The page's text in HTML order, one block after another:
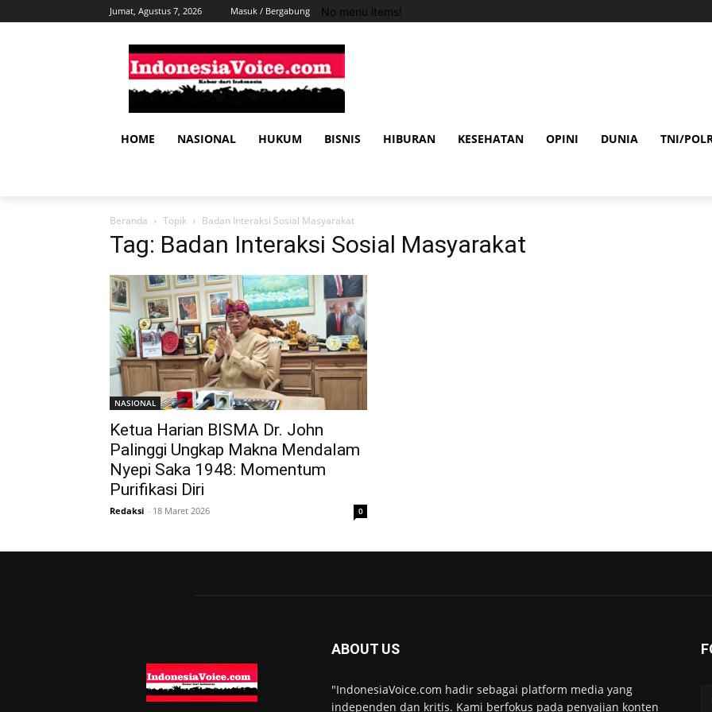
Jumat, Agustus 7, 2026 Masuk / Bergabung No menu items!
HOME NASIONAL HUKUM BISNIS HIBURAN KESEHATAN OPINI DUNIA TNI/
Beranda Topik Badan Interaksi Sosial Masyarakat
Tag: Badan Interaksi Sosial Masyarakat
NASIONAL
Ketua Harian BISMA Dr. John
Palinggi Ungkap Makna Mendalam
Nyepi Saka 1948: Momentum
Purifikasi Diri
Redaksi - 18 Maret 2026 0
ABOUT US
"IndonesiaVoice.com hadir sebagai platform media yang
independen dan kritis. Kami berfokus pada penyajian konten